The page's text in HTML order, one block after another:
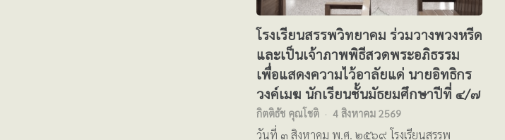
โรงเรียนสรรพวิทยาคม ร่วมวางพวงหรีด
และเป็นเจ้าภาพพิธีสวดพระอภิธรรม
เพื่อแสดงความไว้อาลัยแด่ นายอิทธิกร
วงค์เมฆ นักเรียนชั้นมัธยมศึกษาปีที่ ๔/๗
กิตติธัช คุณโชติ 4 สิงหาคม 2569
วันที่ ๓ สิงหาคม พ.ศ. ๒๕๖๙ โรงเรียนสรรพ